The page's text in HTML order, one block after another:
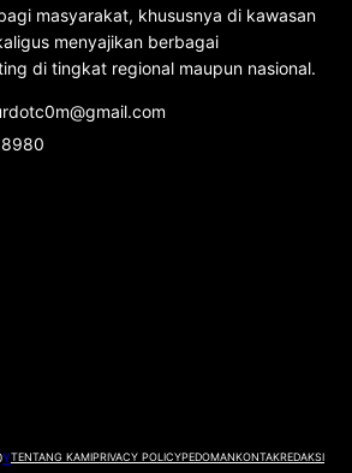
masyarakat, khususnya di kawasan
menyajikan berbagai
di tingkat regional maupun nasional.
YTENTANG KAMIPRIVACY POLICYPEDOMANKONTAKREDAKSI